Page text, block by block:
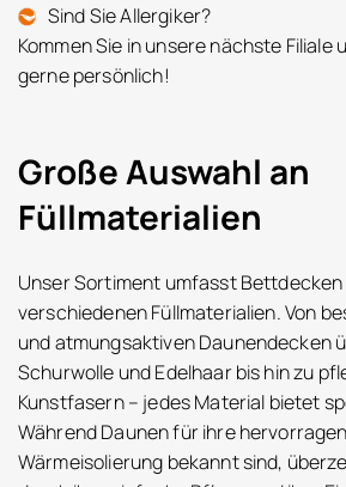
Sind Sie Allergiker?
Kommen Sie in unsere nächste Filiale
gerne persönlich!
Große Auswahl an
Füllmaterialien
Unser Sortiment umfasst Bettdecken
verschiedenen Füllmaterialien. Von
und atmungsaktiven Daunendecken
Schurwolle und Edelhaar bis hin zu
Kunstfasern – jedes Material bietet
Während Daunen für ihre
Wärmeisolierung bekannt sind,